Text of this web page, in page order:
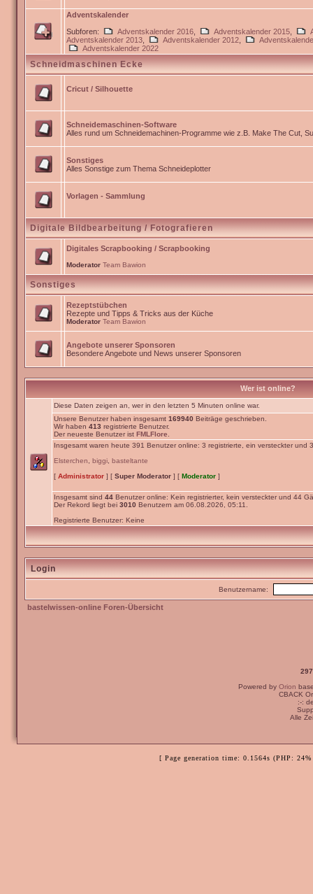
Adventskalender
Subforen:
Adventskalender 2016 Adventskalender 2015
Adventskalender 2013
Adventskalender 2012
Adventskalender 2022
Schneidmaschinen Ecke
Cricut / Silhouette
Schneidemaschinen-Software
Alles rund um Schneidemachinen-Programme wie z.B. Make The Cut,
Sonstiges
Alles Sonstige zum Thema Schneideplotter
Vorlagen - Sammlung
Digitale Bildbearbeitung / Fotografieren
Digitales Scrapbooking / Scrapbooking
Moderator Team Bawion
Sonstiges
Rezeptstübchen
Rezepte und Tipps & Tricks aus der Küche
Moderator Team Bawion
Angebote unserer Sponsoren
Besondere Angebote und News unserer Sponsoren
Wer ist online?
Diese Daten zeigen an, wer in den letzten 5 Minuten online war.
Unsere Benutzer haben insgesamt 169940 Beiträge geschrieben.
Wir haben 413 registrierte Benutzer.
Der neueste Benutzer ist FMLFlore
Insgesamt waren heute 391 Benutzer online: 3 registrierte, ein versteckter und
Elsterchen
biggi basteltante
[ Administrator ] [ Super Moderator ] [ Moderator ]
Insgesamt sind 44 Benutzer online: Kein registrierter, kein versteckter und 44
Der Rekord liegt bei 3010 Benutzern am 06.08.2026, 05:11.
Registrierte Benutzer: Keine
Login
Benutzername:
bastelwissen-online Foren-Übersicht
Powered by Orion
CBACK
:-:
Alle
[ Page generation time: 0.1564s (PHP: